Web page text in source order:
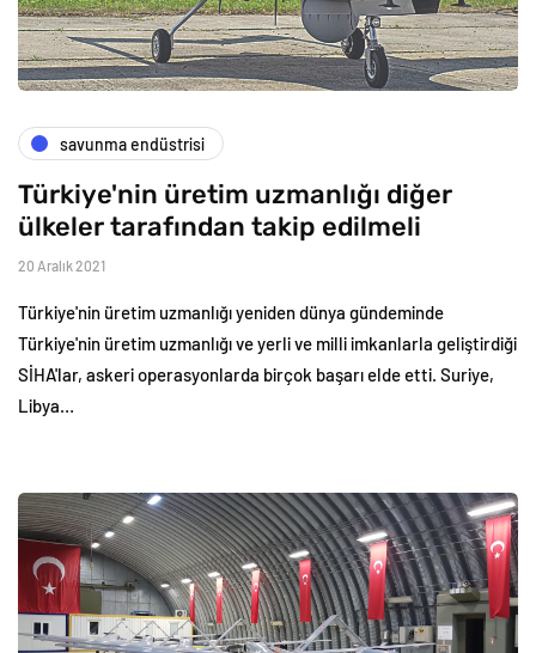
savunma endüstrisi
Türkiye'nin üretim uzmanlığı diğer
ülkeler tarafından takip edilmeli
20 Aralık 2021
Türkiye'nin üretim uzmanlığı yeniden dünya gündeminde
Türkiye'nin üretim uzmanlığı ve yerli ve milli imkanlarla geliştirdiği
SİHA'lar, askeri operasyonlarda birçok başarı elde etti. Suriye,
Libya…